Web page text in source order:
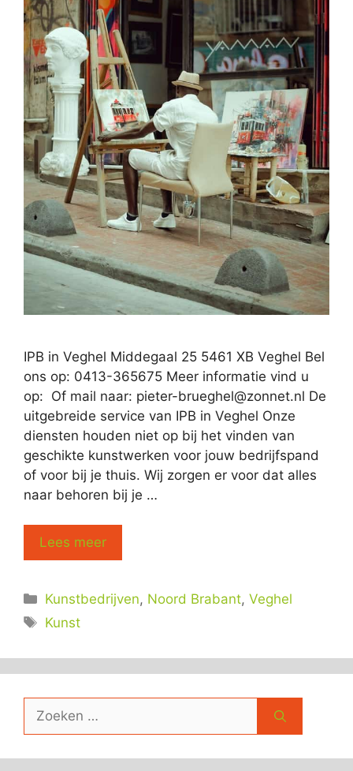
IPB in Veghel Middegaal 25 5461 XB Veghel Bel
ons op: 0413-365675 Meer informatie vind u
op: Of mail naar: pieter-brueghel@zonnet.nl De
uitgebreide service van IPB in Veghel Onze
diensten houden niet op bij het vinden van
geschikte kunstwerken voor jouw bedrijfspand
of voor bij je thuis. Wij zorgen er voor dat alles
naar behoren bij je …
Lees meer
Categorieën
Kunstbedrijven, Noord Brabant,Veghel
Tags
Kunst
Zoek